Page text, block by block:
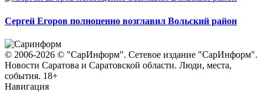
Сергей Егоров полноценно возглавил Вольский район
© 2006-2026 © "СарИнформ". Сетевое издание "СарИнформ".
Новости Саратова и Саратовской области. Люди, места,
события. 18+
Навигация